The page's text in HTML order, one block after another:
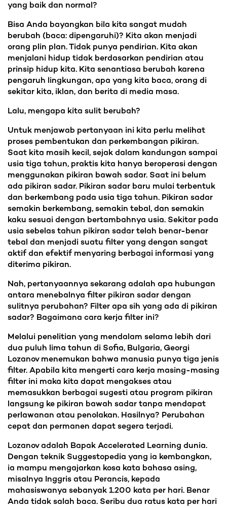
yang baik dan normal?
Bisa Anda bayangkan bila kita sangat mudah
berubah (baca: dipengaruhi)? Kita akan menjadi
orang plin plan. Tidak punya pendirian. Kita akan
menjalani hidup tidak berdasarkan pendirian atau
prinsip hidup kita. Kita senantiasa berubah karena
pengaruh lingkungan, apa yang kita baca, orang di
sekitar kita, iklan, dan berita di media masa.
Lalu, mengapa kita sulit berubah?
Untuk menjawab pertanyaan ini kita perlu melihat
proses pembentukan dan perkembangan pikiran.
Saat kita masih kecil, sejak dalam kandungan sampai
usia tiga tahun, praktis kita hanya beroperasi dengan
menggunakan pikiran bawah sadar. Saat ini belum
ada pikiran sadar. Pikiran sadar baru mulai terbentuk
dan berkembang pada usia tiga tahun. Pikiran sadar
semakin berkembang, semakin tebal, dan semakin
kaku sesuai dengan bertambahnya usia. Sekitar pada
usia sebelas tahun pikiran sadar telah benar-benar
tebal dan menjadi suatu filter yang dengan sangat
aktif dan efektif menyaring berbagai informasi yang
diterima pikiran.
Nah, pertanyaannya sekarang adalah apa hubungan
antara menebalnya filter pikiran sadar dengan
sulitnya perubahan? Filter apa sih yang ada di pikiran
sadar? Bagaimana cara kerja filter ini?
Melalui penelitian yang mendalam selama lebih dari
dua puluh lima tahun di Sofia, Bulgaria, Georgi
Lozanov menemukan bahwa manusia punya tiga jenis
filter. Apabila kita mengerti cara kerja masing-masing
filter ini maka kita dapat mengakses atau
memasukkan berbagai sugesti atau program pikiran
langsung ke pikiran bawah sadar tanpa mendapat
perlawanan atau penolakan. Hasilnya? Perubahan
cepat dan permanen dapat segera terjadi.
Lozanov adalah Bapak Accelerated Learning dunia.
Dengan teknik Suggestopedia yang ia kembangkan,
ia mampu mengajarkan kosa kata bahasa asing,
misalnya Inggris atau Perancis, kepada
mahasiswanya sebanyak 1.200 kata per hari. Benar
Anda tidak salah baca. Seribu dua ratus kata per hari